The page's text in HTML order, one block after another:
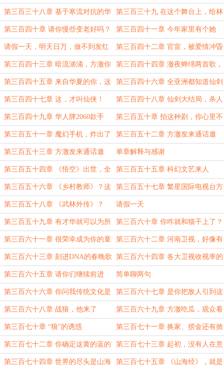
榜，该我来屠了！
第三百三十八章 基于寒流对抗的华
夏神话宇宙布局初探
第三百三十九 在这个舞台上，给林
姨唱一首歌
第三百四十章 请你慢些变老好吗？ 第三百四十一章 今年家里有个她
（日常）
请假一天，明天日万，做不到发红
包
第三百四十二章 官宣，被爱情冲昏
了头脑（求订阅，发红包）
第三百四十三章 暗流汹涌，方澈你
别送人头啊！
第三百四十四章 澈夜蝉绵两首歌，
教你们做人！（1.1w，求订阅）
第三百四十五章 来自华夏的你，这
里面还有仙器？
第三百四十六章 全亚洲都知道仙剑
了
第三百四十七章 这，才叫仙侠！
（求月票）
第三百四十八章 仙剑大结局，杀人
还要诛心！（1.3w，求月票）
第三百四十九章 华人牌2060款手
机……前来谢罪
第三百五十章 拍这种剧，你心里不
愧疚吗？
第三百五十一章 魔幻手机，炸出了
美猴王！（9.4k，求订阅）
第三百五十二章 方澈发来通话邀
请，和你聊聊西游（上）
第三百五十三章 方澈发来通话邀
请，和你聊聊西游（下）
单章解释与感谢
第三百五十四章 《悟空》出世，全
民参与，西游世界活了
第三百五十五章 科幻文艺来人
第三百五十六章 《乡村教师》？这
是科幻？
第三百五十七章 繁星国际电视台方
台长！
第三百五十八章 《武林外传》？ 请假一天
第三百五十九章 有才华就可以为所
欲为吗？（1.1w，求订阅）
第三百六十章 你咋就和猫干上了？
第三百六十一章 很荣幸成为你的童
年和青春
第三百六十二章 河南卫视，好像有
那个文化NB症
第三百六十三章 刻进DNA的春晚歌
曲（感谢未夏锅子的盟主赏）
第三百六十四章 各大卫视收视率的
黑色半小时
第三百六十五章 请你们继续前进
（9.4k，求订阅）
简单聊两句
第三百六十六章 你问我传统文化是
什么？
第三百六十七章 是你把敌人引到这
来的？
第三百六十八章 战狼，他来了 第三百六十九章 方澈吃瓜，观众看
戏
第三百七十章 “狼”的诱惑 第三百七十一章 换家、捞金还有掀
桌子
第三百七十二章 你确定这黄的蓝的
能赚钱？
第三百七十三章 起初，没有人在意
这场灾难
第三百七十四章 世界的尽头是山海 第三百七十五章 《山海经》，就是